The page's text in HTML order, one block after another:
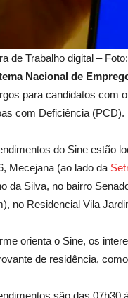
de Trabalho digital –
Nacional de
para candidatos com
com Deficiência (PCD).
do Sine estão
Mecejana (ao lado da
da Silva, no bairro
no Residencial Vila
orienta o Sine, os
de residência,
são das 07h30